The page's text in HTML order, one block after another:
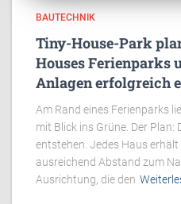
BAUTECHNIK
Tiny-House-Park
Houses Ferienparks
Anlagen erfolgreich
Am Rand eines Ferienparks
mit Blick ins Grüne. Der
entstehen. Jedes Haus erhält
ausreichend Abstand zum
Ausrichtung, die den